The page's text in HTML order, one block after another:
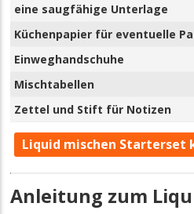
eine saugfähige Unterlage
Küchenpapier für eventuelle
Einweghandschuhe
Mischtabellen
Zettel und Stift für Notizen
Liquid mischen Starterset
Anleitung zum